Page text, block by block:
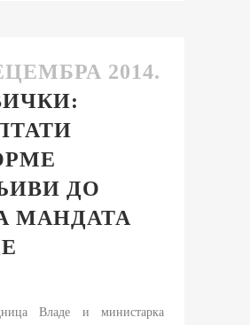
2014.
ДО
МАНДАТА
Владе и министарка